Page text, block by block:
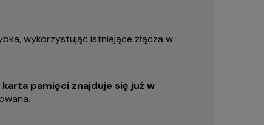
wykorzystując istniejące złącza w
karta pamięci znajduje się już w